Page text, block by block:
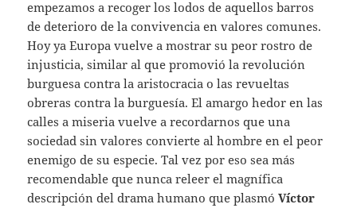
empezamos a recoger los lodos de aquellos barros
de deterioro de la convivencia en valores comunes.
Hoy ya Europa vuelve a mostrar su peor rostro de
injusticia, similar al que promovió la revolución
burguesa contra la aristocracia o las revueltas
obreras contra la burguesía. El amargo hedor en las
calles a miseria vuelve a recordarnos que una
sociedad sin valores convierte al hombre en el peor
enemigo de su especie. Tal vez por eso sea más
recomendable que nunca releer el magnífica
descripción del drama humano que plasmóVíctor